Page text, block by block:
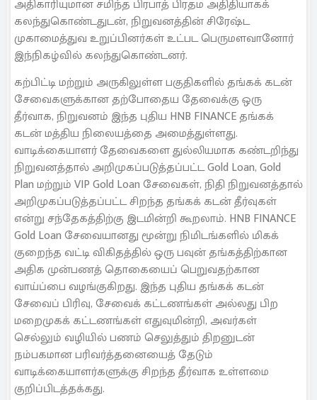
அதிகாரியுமான சமிந்த பிரபாத் பிரதம அதிதியாகக்
கலந்துகொண்டதுடன், நிறுவனத்தின் சிரேஷ்ட
முகாமைத்துவ உறுப்பினர்கள் உட்பட பெருமளவானோர்
இந்நிகழ்வில் கலந்துகொண்டனர்.
கற்பிட்டி மற்றும் அருகிலுள்ள பகுதிகளில் தங்கக் கடன்
சேவைகளுக்கான தற்போதைய தேவைக்கு ஒரு
தீர்வாக, நிறுவனம் இந்த புதிய HNB FINANCE தங்கக்
கடன் மத்திய நிலையத்தை அமைத்துள்ளது.
வாடிக்கையாளர் தேவைகளை துல்லியமாக கண்டறிந்து
நிறுவனத்தால் அறிமுகப்படுத்தப்பட்ட Gold Loan, Gold
Plan மற்றும் VIP Gold Loan சேவைகள், நிதி நிறுவனத்தால்
அறிமுகப்படுத்தப்பட்ட சிறந்த தங்கக் கடன் தீர்வுகள்
என்று சந்தேகத்திற்கு இடமின்றி கூறலாம். HNB FINANCE
Gold Loan சேவையானது மூன்று நிமிடங்களில் மிகக்
குறைந்த வட்டி விகிதத்தில் ஒரு பவுன் தங்கத்திற்கான
அதிக முன்பணத் தொகையைப் பெறுவதற்கான
வாய்ப்பை வழங்குகிறது. இந்த புதிய தங்கக் கடன்
சேவைப் பிரிவு, சேவைக் கட்டணங்கள் அல்லது பிற
மறைமுகக் கட்டணங்கள் எதுவுமின்றி, அவர்கள்
செல்லும் வழியில் பணம் செலுத்தும் திறனுடன்
நம்பகமான பரிவர்த்தனையைத் தேடும்
வாடிக்கையாளர்களுக்கு சிறந்த தீர்வாக உள்ளமை
குறிப்பிடத்தக்கது.